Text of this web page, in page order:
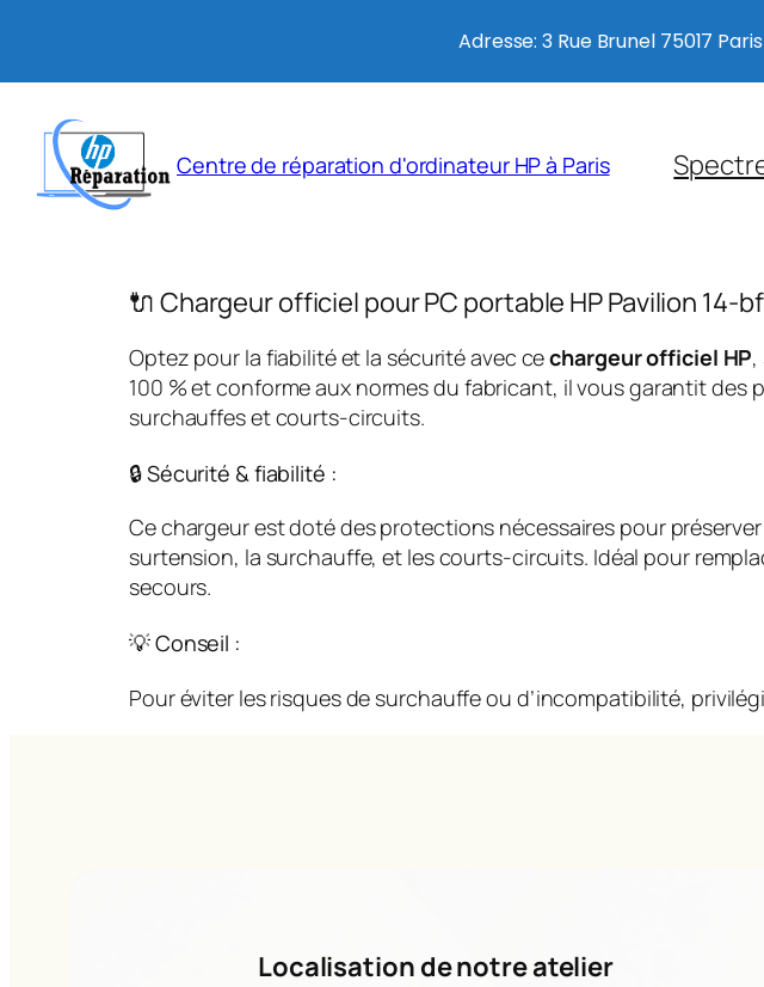
contenu
Centre de réparation d'ordinateur HP à Paris
🔌 Chargeur officiel pour PC portable HP Pavilion 14-
Optez pour la fiabilité et la sécurité avec cechargeur officiel HP
100 % et conforme aux normes du fabricant, il vous garantit
surchauffes et courts-circuits.
🔒 Sécurité & fiabilité :
Ce chargeur est doté des protections nécessaires pour
surtension, la surchauffe, et les courts-circuits. Idéal pour
secours.
💡 Conseil :
Pour éviter les risques de surchauffe ou d’incompatibilité,
Localisation de notre atelier
Adresse: 3 Rue Brunel 75017